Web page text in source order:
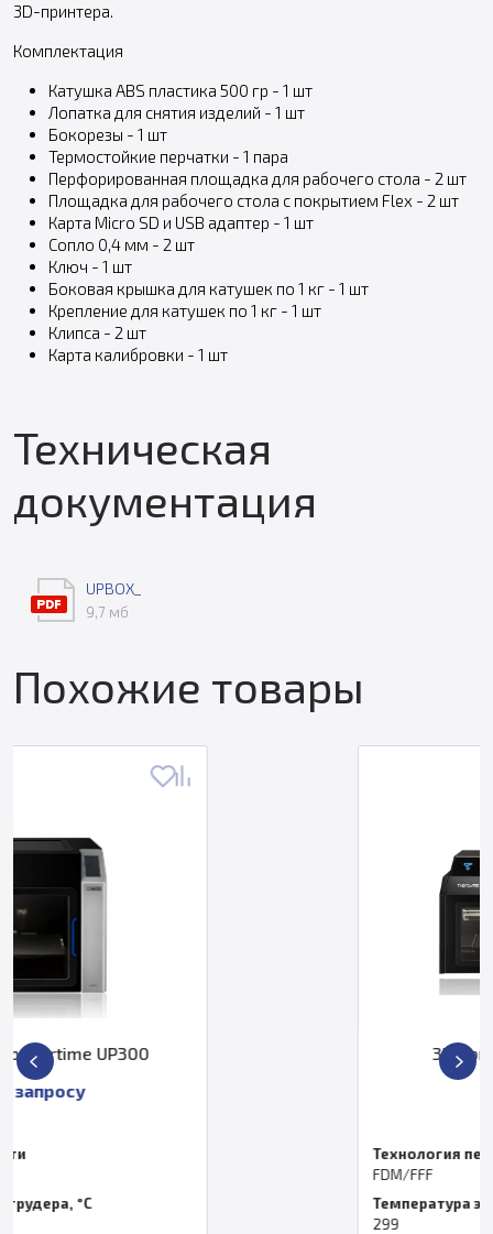
3D-принтера.
Комплектация
Катушка ABS пластика 500 гр - 1 шт
Лопатка для снятия изделий - 1 шт
Бокорезы - 1 шт
Термостойкие перчатки - 1 пара
Перфорированная площадка для рабочего стола - 2 шт
Площадка для рабочего стола с покрытием Flex - 2 шт
Карта Micro SD и USB адаптер - 1 шт
Сопло 0,4 мм - 2 шт
Ключ - 1 шт
Боковая крышка для катушек по 1 кг - 1 шт
Крепление для катушек по 1 кг - 1 шт
Клипса - 2 шт
Карта калибровки - 1 шт
Техническая
документация
UPBOX_
9,7 мб
Похожие товары
3D принтер Tiertime X5
Температура экструдера, °C